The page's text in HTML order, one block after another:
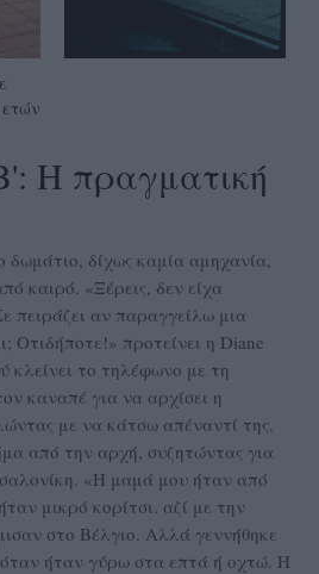
Η πραγματική
δίχως καμία αμηχανία,
καιρό. «Ξέρεις, δεν είχα
πειράζει αν παραγγείλω μια
Οτιδήποτε!» προτείνει η Diane
το τηλέφωνο με τη
καναπέ για να αρχίσει η
με να κάτσω απέναντί της.
από την αρχή, συζητώντας για
«Η μαμά μου ήταν από
μικρό κορίτσι. αζί με την
στο Βέλγιο. Αλλά γεννήθηκε
ήταν γύρω στα επτά ή οχτώ. Η